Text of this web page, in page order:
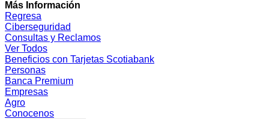
Más Información
Regresa
Ciberseguridad
Consultas y Reclamos
Ver Todos
Beneficios con Tarjetas Scotiabank
Personas
Banca Premium
Empresas
Agro
Conocenos